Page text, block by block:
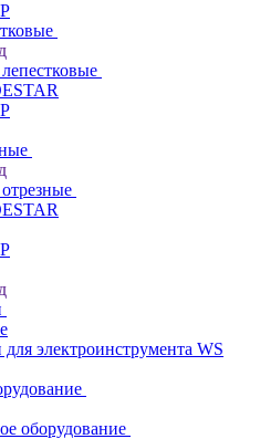
электроинструмента WS
оборудование